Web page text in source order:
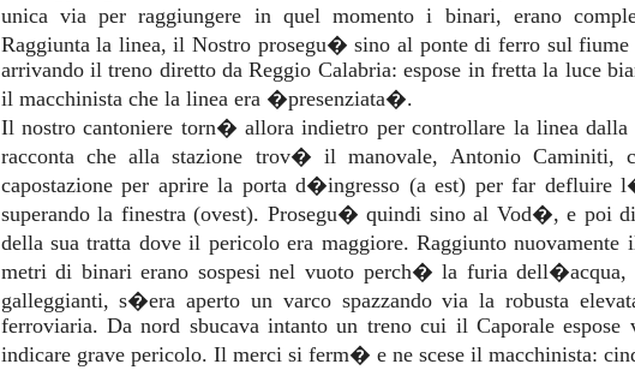
unica via per raggiungere in quel momento i binari, erano
Raggiunta la linea, il Nostro prosegu� sino al ponte di ferro sul
arrivando il treno diretto da Reggio Calabria: espose in fretta la luce
il macchinista che la linea era �presenziata�.
Il nostro cantoniere torn� allora indietro per controllare la linea
racconta che alla stazione trov� il manovale, Antonio Caminiti,
capostazione per aprire la porta d�ingresso (a est) per far defluire
superando la finestra (ovest). Prosegu� quindi sino al Vod�, e poi
della sua tratta dove il pericolo era maggiore. Raggiunto
metri di binari erano sospesi nel vuoto perch� la furia dell�acqua,
galleggianti, s�era aperto un varco spazzando via la robusta
ferroviaria. Da nord sbucava intanto un treno cui il Caporale espose
indicare grave pericolo. Il merci si ferm� e ne scese il macchinista: